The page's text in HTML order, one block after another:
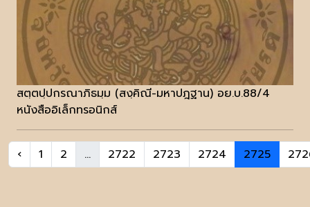
สตฺตปฺปกรณาภิธมฺม (สงฺคิณี-มหาปฎฐาน) อย.บ.88/4
หนังสืออิเล็กทรอนิกส์
‹ 1 2 ... 2722 2723 2724 2725